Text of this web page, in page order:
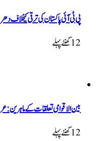
پی ٹی آئی پاکستان کی ترقی
12 گھنٹےپہلے
بین الاقوامی تعلقات کے ماہرین:
12 گھنٹےپہلے